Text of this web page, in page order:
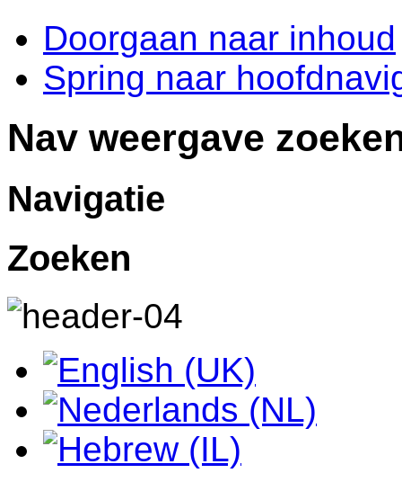
Doorgaan naar inhoud
Spring naar
Nav weergave
Navigatie
Zoeken